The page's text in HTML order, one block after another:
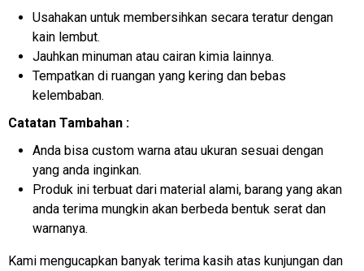
Usahakan untuk membersihkan secara teratur dengan
kain lembut.
Jauhkan minuman atau cairan kimia lainnya.
Tempatkan di ruangan yang kering dan bebas
kelembaban.
Catatan Tambahan :
Anda bisa custom warna atau ukuran sesuai dengan
yang anda inginkan.
Produk ini terbuat dari material alami, barang yang akan
anda terima mungkin akan berbeda bentuk serat dan
warnanya.
Kami mengucapkan banyak terima kasih atas kunjungan dan